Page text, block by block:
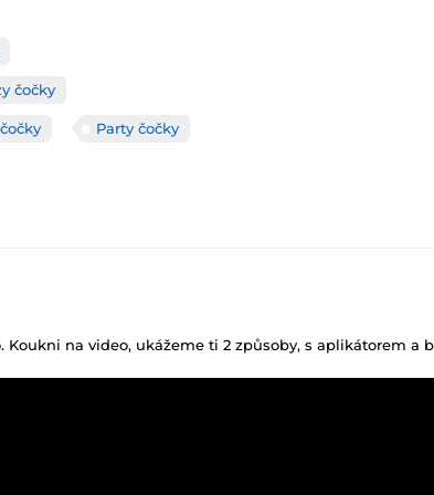
čočky
Party čočky
Koukni na video, ukážeme ti 2 způsoby, s aplikátorem a